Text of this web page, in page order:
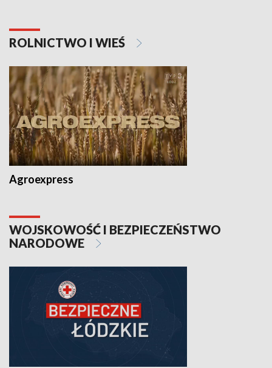
ROLNICTWO I WIEŚ
Agroexpress
WOJSKOWOŚĆ I BEZPIECZEŃSTWO
NARODOWE